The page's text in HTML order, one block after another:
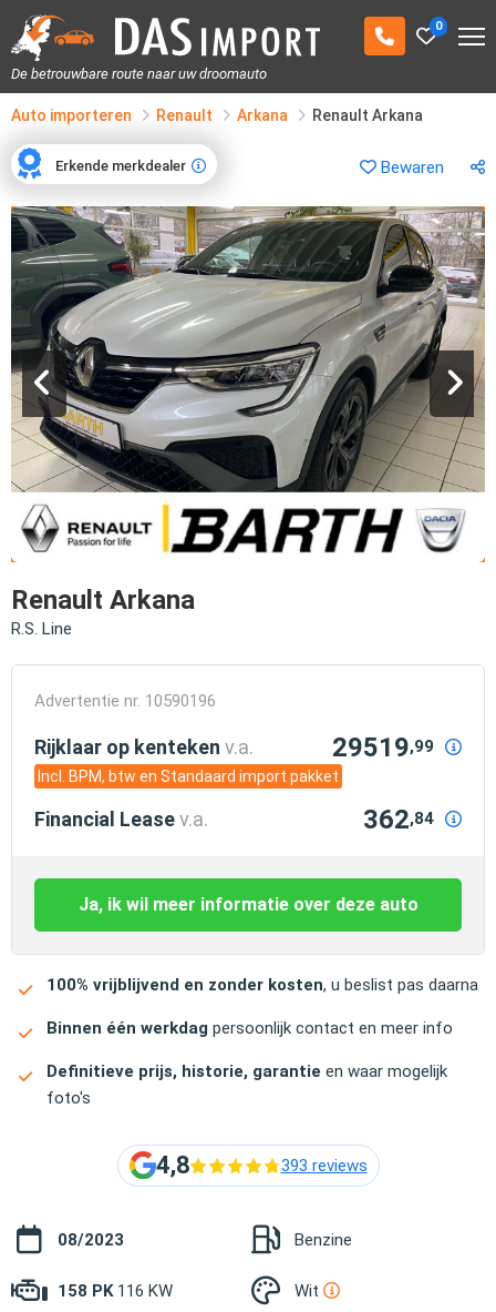
0
De betrouwbare route naar uw droomauto
Auto importeren Renault Arkana Renault Arkana
Bewaren
Erkende merkdealer
Erkende merkdealer
Renault Arkana
R.S. Line
Advertentie nr. 10590196
Rijklaar op kenteken v.a. 29519,99
Incl. BPM, btw en Standaard import pakket
Financial Leasev.a. 362,84
Ja, ik wil meer informatie over deze auto
100% vrijblijvend en zonder kosten, u beslist pas daarna
Binnen één werkdag persoonlijk contact en meer info
Definitieve prijs, historie, garantie en waar mogelijk
foto's
4,8 393 reviews
08/2023 Benzine
158 PK 116 KW Wit